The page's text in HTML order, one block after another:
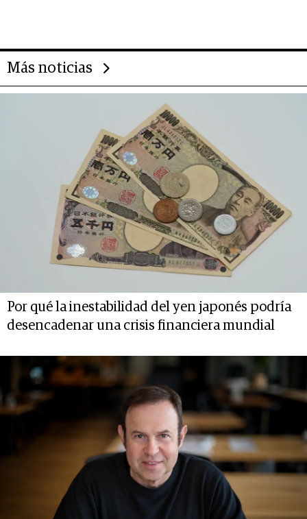
Más noticias
Por qué la inestabilidad del yen japonés podría
desencadenar una crisis financiera mundial